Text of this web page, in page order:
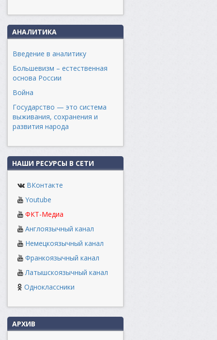
АНАЛИТИКА
Введение в аналитику
Большевизм – естественная
основа России
Война
Государство — это система
выживания, сохранения и
развития народа
НАШИ РЕСУРСЫ В СЕТИ
ВКонтакте
Youtube
ФКТ-Медиа
Англоязычный канал
Немецкоязычный канал
Франкоязычный канал
Латышскоязычный канал
Одноклассники
АРХИВ